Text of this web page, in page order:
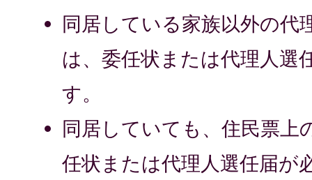
同居している家族以外の代
は、委任状または代理人選
す。
同居していても、住民票上
任状または代理人選任届が